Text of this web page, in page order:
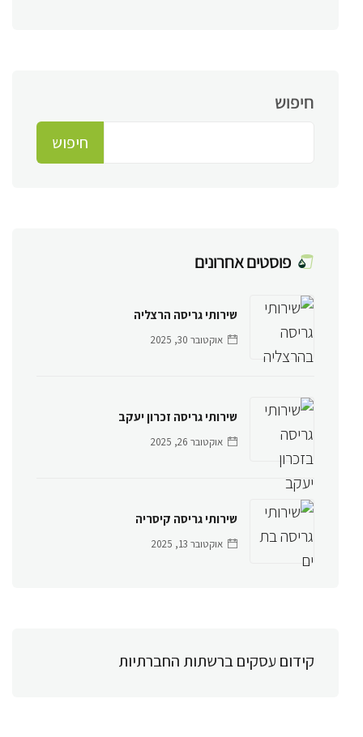
חיפוש
חיפוש
פוסטים אחרונים
שירותי גריסה הרצליה
אוקטובר 30, 2025
שירותי גריסה זכרון יעקב
אוקטובר 26, 2025
שירותי גריסה קיסריה
אוקטובר 13, 2025
קידום עסקים ברשתות החברתיות